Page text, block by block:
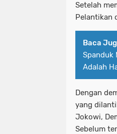
Setelah
Pelantikan
Baca
Spanduk
Adalah
Dengan
yang
Jokowi,
Sebelum